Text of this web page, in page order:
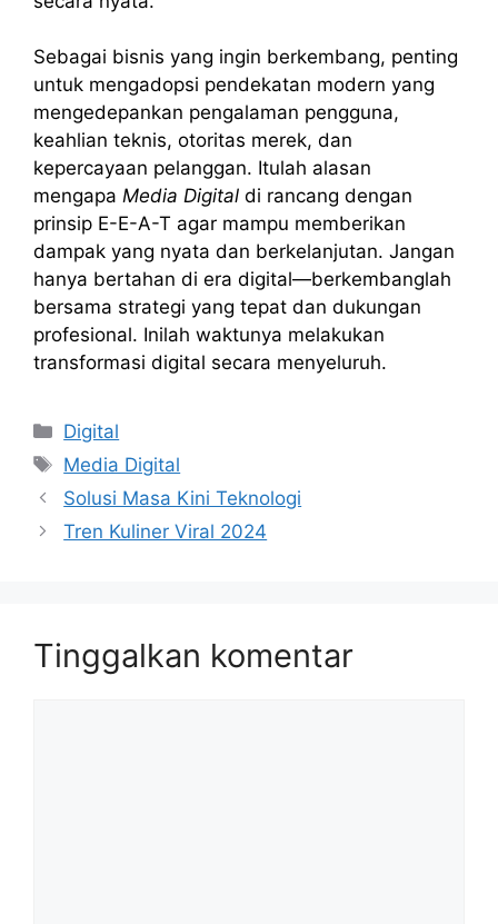
Sebagai bisnis yang ingin berkembang, penting
untuk mengadopsi pendekatan modern yang
mengedepankan pengalaman pengguna,
keahlian teknis, otoritas merek, dan
kepercayaan pelanggan. Itulah alasan
mengapa Media Digital di rancang dengan
prinsip E-E-A-T agar mampu memberikan
dampak yang nyata dan berkelanjutan. Jangan
hanya bertahan di era digital—berkembanglah
bersama strategi yang tepat dan dukungan
profesional. Inilah waktunya melakukan
transformasi digital secara menyeluruh.
Kategori
Digital
Tag
Media Digital
Solusi Masa Kini Teknologi
Tren Kuliner Viral 2024
Tinggalkan komentar